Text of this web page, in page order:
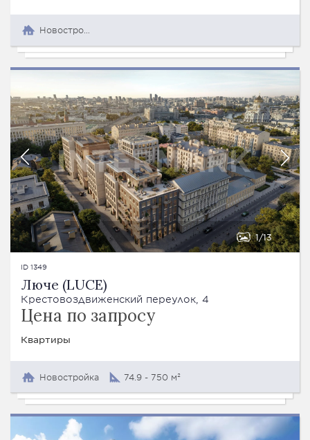
Новостройка
1 13
ID 1349
Люче (LUCE)
Крестовоздвиженский переулок, 4
Цена по запросу
Квартиры
Новостройка 74.9 - 750 м²